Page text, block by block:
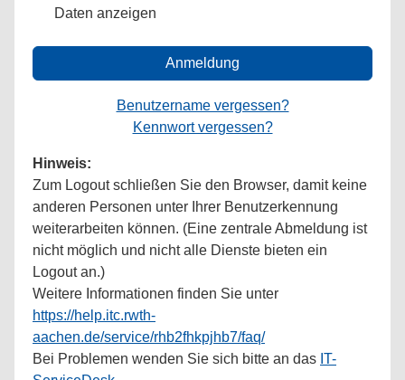
Daten anzeigen
Anmeldung
Benutzername vergessen?
Kennwort vergessen?
Hinweis:
Zum Logout schließen Sie den Browser, damit keine
anderen Personen unter Ihrer Benutzerkennung
weiterarbeiten können. (Eine zentrale Abmeldung ist
nicht möglich und nicht alle Dienste bieten ein
Logout an.)
Weitere Informationen finden Sie unter
https://help.itc.rwth-
aachen.de/service/rhb2fhkpjhb7/faq/
Bei Problemen wenden Sie sich bitte an das IT-